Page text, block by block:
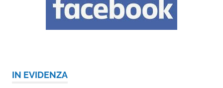
IN EVIDENZA